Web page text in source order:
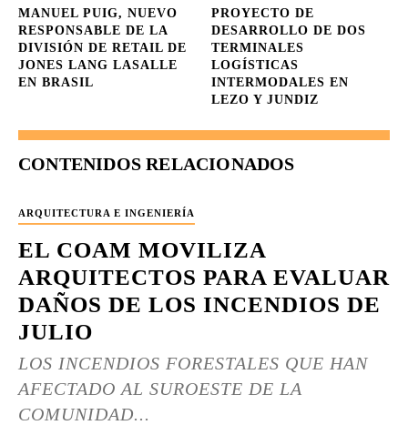
MANUEL PUIG, NUEVO
RESPONSABLE DE LA
DIVISIÓN DE RETAIL DE
JONES LANG LASALLE
EN BRASIL
PROYECTO DE
DESARROLLO DE DOS
TERMINALES
LOGÍSTICAS
INTERMODALES EN
LEZO Y JUNDIZ
CONTENIDOS RELACIONADOS
ARQUITECTURA E INGENIERÍA
EL COAM MOVILIZA
ARQUITECTOS PARA EVALUAR
DAÑOS DE LOS INCENDIOS DE
JULIO
LOS INCENDIOS FORESTALES QUE HAN
AFECTADO AL SUROESTE DE LA
COMUNIDAD...